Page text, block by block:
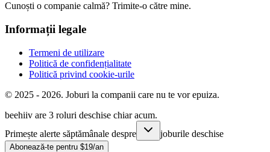
Cunoști o companie calmă? Trimite-o către mine.
Informații legale
Termeni de utilizare
Politică de confidențialitate
Politică privind cookie-urile
© 2025 - 2026. Joburi la companii care nu te vor epuiza.
beehiiv are 3 roluri deschise chiar acum.
Primește alerte săptămânale despre
joburile deschise
Abonează-te pentru $19/an